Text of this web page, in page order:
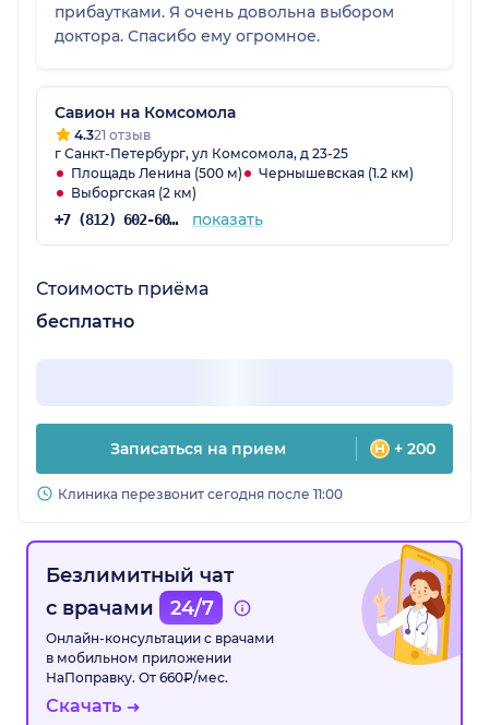
прибаутками. Я очень довольна выбором
доктора. Спасибо ему огромное.
Савион на Комсомола
4.321 отзыв
г Санкт-Петербург, ул Комсомола, д 23-25
Площадь Ленина (500 м)
Чернышевская (1.2 км)
Выборгская (2 км)
+7 (812) 602-60-49 показать
Стоимость приёма
бесплатно
Записаться на прием + 200
Клиника перезвонит сегодня после 11:00
Безлимитный чат
с врачами
24/7
Онлайн-консультации с врачами
в мобильном приложении
НаПоправку. От 660₽/мес.
Скачать